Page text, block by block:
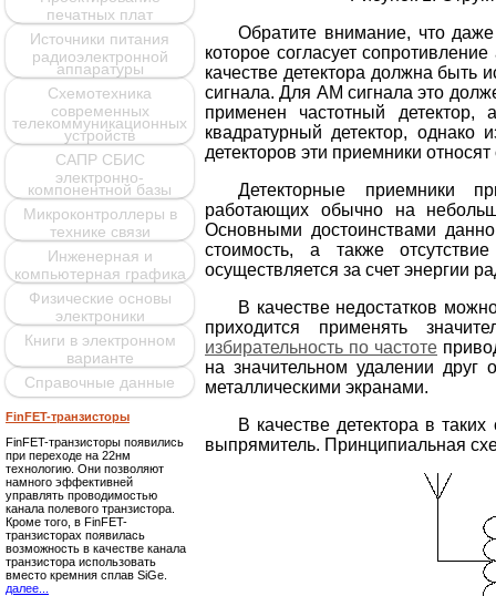
печатных плат
Источники питания
радиоэлектронной
аппаратуры
Схемотехника
современных
телекоммуникационных
устройств
САПР СБИС
электронно-
компонентной базы
Микроконтроллеры в
технике связи
Инженерная и
компьютерная графика
Физические основы
электроники
Книги в электронном
варианте
Справочные данные
FinFET-транзисторы
FinFET-транзисторы появились
при переходе на 22нм
технологию. Они позволяют
намного эффективней
управлять проводимостью
канала полевого транзистора.
Кроме того, в FinFET-
транзисторах появилась
возможность в качестве канала
транзистора использовать
вместо кремния сплав SiGe.
далее...
Обратите внимание, что
которое согласует
качестве детектора должна
сигнала. Для АМ сигнала это
применен частотный
квадратурный детектор, однако
детекторов эти приемники
Детекторные приемники
работающих обычно на
Основными достоинствами
стоимость, а также
осуществляется за счет энергии
В качестве недостатков
приходится применять
избирательность по частоте
на значительном удалении
металлическими экранами.
В качестве детектора в
выпрямитель. Принципиальная